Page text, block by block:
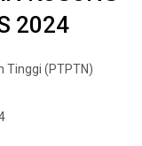
2024
Tinggi (PTPTN)